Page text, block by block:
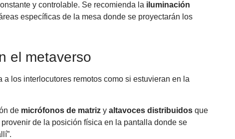
y controlable. Se recomienda la iluminación
específicas de la mesa donde se proyectarán los
el metaverso
los interlocutores remotos como si estuvieran en la
de micrófonos de matriz y altavoces distribuidos que
de la posición física en la pantalla donde se